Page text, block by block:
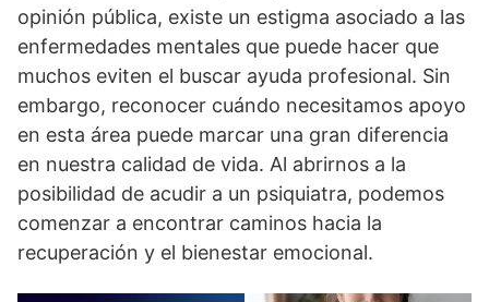
opinión pública, existe un estigma asociado a las
enfermedades mentales que puede hacer que
muchos eviten el buscar ayuda profesional. Sin
embargo, reconocer cuándo necesitamos apoyo
en esta área puede marcar una gran diferencia
en nuestra calidad de vida. Al abrirnos a la
posibilidad de acudir a un psiquiatra, podemos
comenzar a encontrar caminos hacia la
recuperación y el bienestar emocional.